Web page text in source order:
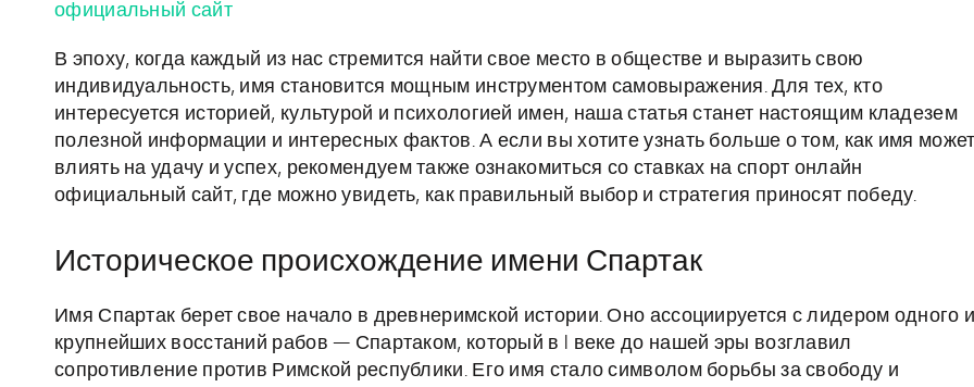
официальный сайт
В эпоху, когда каждый из нас стремится найти свое место в обществе и выразить свою
индивидуальность, имя становится мощным инструментом самовыражения. Для тех, кто
интересуется историей, культурой и психологией имен, наша статья станет настоящим кладезем
полезной информации и интересных фактов. А если вы хотите узнать больше о том, как имя
влиять на удачу и успех, рекомендуем также ознакомиться со ставках на спорт онлайн
официальный сайт, где можно увидеть, как правильный выбор и стратегия приносят победу.
Историческое происхождение имени Спартак
Имя Спартак берет свое начало в древнеримской истории. Оно ассоциируется с лидером одного
крупнейших восстаний рабов — Спартаком, который в I веке до нашей эры возглавил
сопротивление против Римской республики. Его имя стало символом борьбы за свободу и